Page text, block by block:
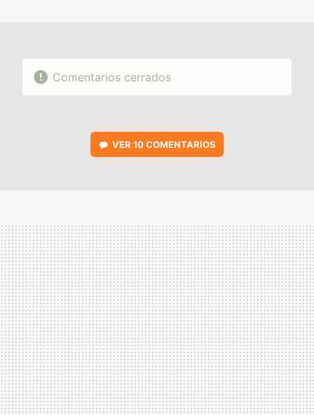
Comentarios cerrados
VER 10 COMENTARIOS